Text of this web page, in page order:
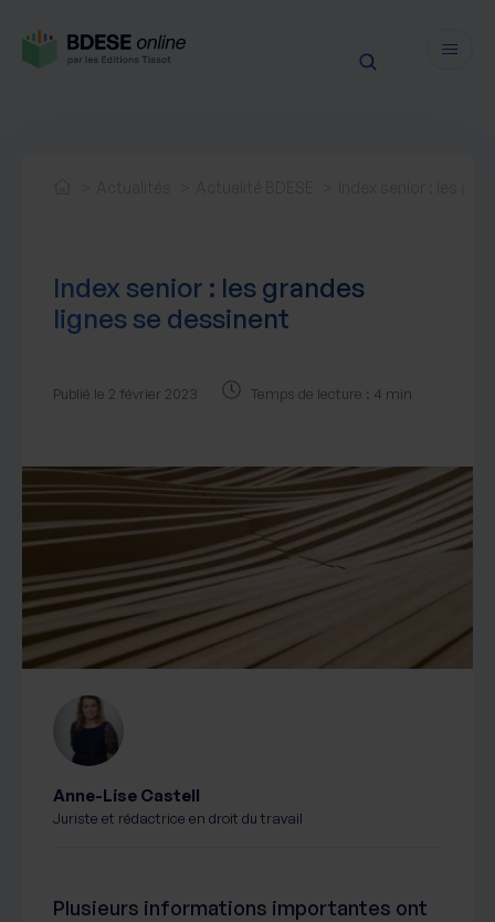
Actualités produit
Notre newsletter
Nos livres blancs
Index senior : les grandes
lignes se dessinent
Publié le 2 février 2023 Temps de lecture : 4 min
Plusieurs informations importantes ont
Anne-Lise Castell
Juriste et rédactrice en droit du travail